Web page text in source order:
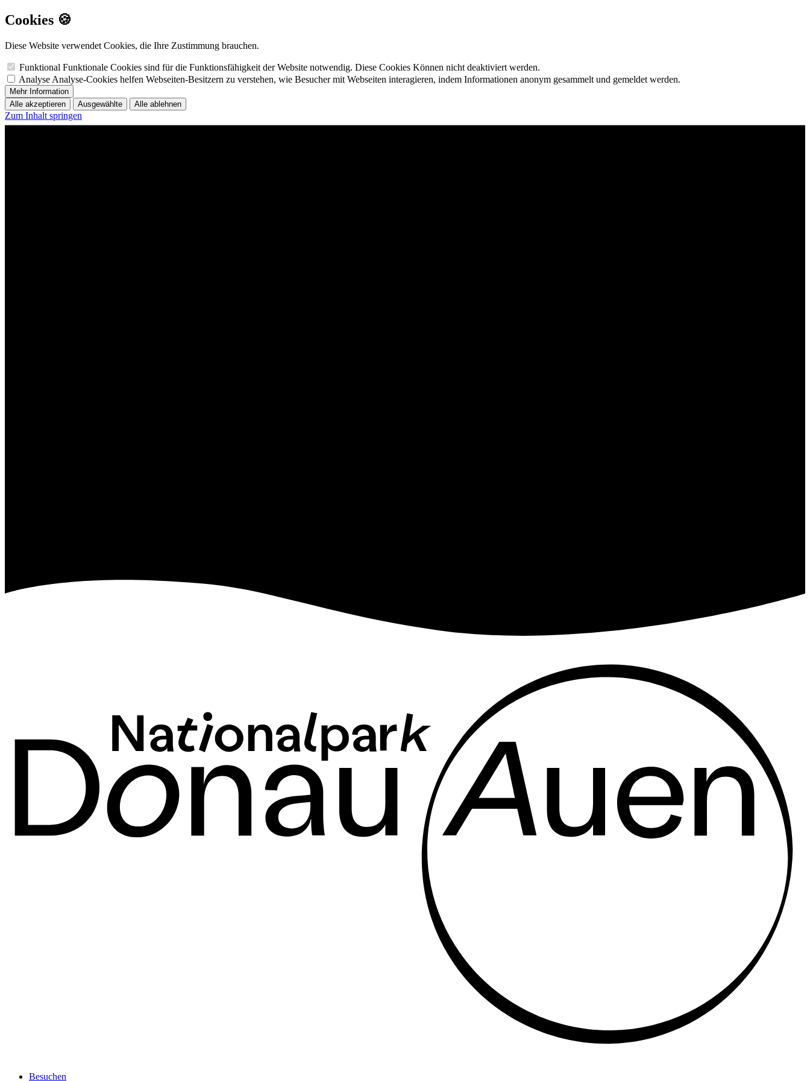
Cookies 🍪
Diese Website verwendet Cookies, die Ihre Zustimmung brauchen.
Funktional Funktionale Cookies sind für die Funktionsfähigkeit der Website notwendig. Diese Cookies Können nicht deaktiviert werden.
Analyse Analyse-Cookies helfen Webseiten-Besitzern zu verstehen, wie Besucher mit Webseiten interagieren, indem Informationen anonym gesammelt und gemeldet werden.
Mehr Information
Alle akzeptieren
Ausgewählte Alle ablehnen
Zum Inhalt springen
Besuchen